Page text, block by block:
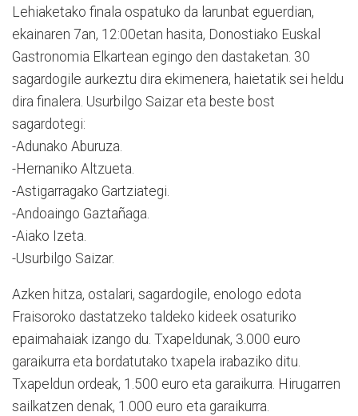
Lehiaketako finala ospatuko da larunbat eguerdian,
ekainaren 7an, 12:00etan hasita, Donostiako Euskal
Gastronomia Elkartean egingo den dastaketan. 30
sagardogile aurkeztu dira ekimenera, haietatik sei heldu
dira finalera. Usurbilgo Saizar eta beste bost
sagardotegi:
-Adunako Aburuza.
-Hernaniko Altzueta.
-Astigarragako Gartziategi.
-Andoaingo Gaztañaga.
-Aiako Izeta.
-Usurbilgo Saizar.
Azken hitza, ostalari, sagardogile, enologo edota
Fraisoroko dastatzeko taldeko kideek osaturiko
epaimahaiak izango du. Txapeldunak, 3.000 euro
garaikurra eta bordatutako txapela irabaziko ditu.
Txapeldun ordeak, 1.500 euro eta garaikurra. Hirugarren
sailkatzen denak, 1.000 euro eta garaikurra.